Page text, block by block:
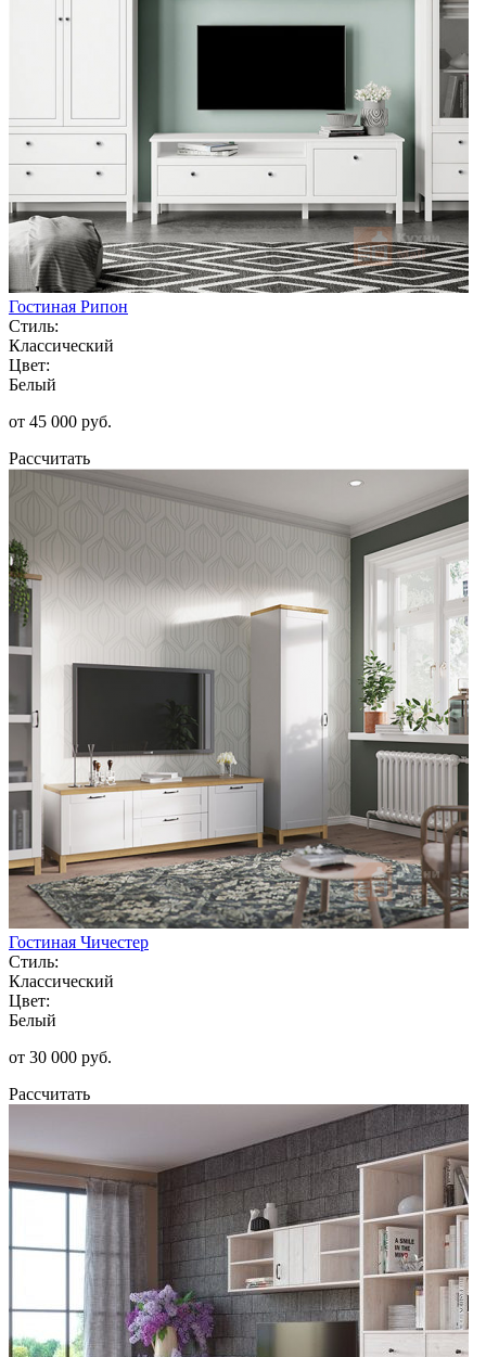
Гостиная Рипон
Стиль:
Классический
Цвет:
Белый
от 45 000 руб.
Рассчитать
Гостиная Чичестер
Стиль:
Классический
Цвет:
Белый
от 30 000 руб.
Рассчитать